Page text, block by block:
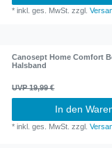
*inkl. ges. MwSt. zzgl.
Canosept Home Comfort
Halsband
UVP 19,99 €
In den
*inkl. ges. MwSt. zzgl.